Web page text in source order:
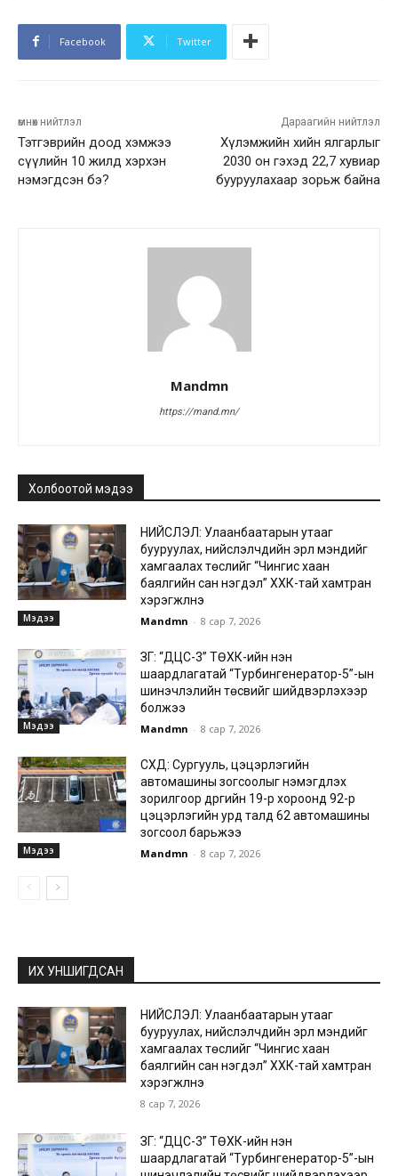
Facebook Twitter
өмнөх нийтлэл
Тэтгэврийн доод хэмжээ
сүүлийн 10 жилд хэрхэн
нэмэгдсэн бэ?
Дараагийн нийтлэл
Хүлэмжийн хийн ялгарлыг
2030 он гэхэд 22,7 хувиар
бууруулахаар зорьж байна
Mandmn
https://mand.mn/
Холбоотой мэдээ
Мэдээ
НИЙСЛЭЛ: Улаанбаатарын утааг
бууруулах, нийслэлчүүдийн эрүүл мэндийг
хамгаалах төслийг “Чингис хаан
баялгийн сан нэгдэл” ХХК-тай хамтран
хэрэгжүүлнэ
Mandmn - 8 сар 7, 2026
Мэдээ
ЗГ: “ДЦС-3” ТӨХК-ийн нэн
шаардлагатай “Турбингенератор-5”-ын
шинэчлэлийн төсвийг шийдвэрлэхээр
болжээ
Mandmn - 8 сар 7, 2026
Мэдээ
СХД: Сургууль, цэцэрлэгийн
автомашины зогсоолыг нэмэгдүүлэх
зорилгоор дүүргийн 19-р хороонд 92-р
цэцэрлэгийн урд талд 62 автомашины
зогсоол барьжээ
Mandmn - 8 сар 7, 2026
ИХ УНШИГДСАН
НИЙСЛЭЛ: Улаанбаатарын утааг
бууруулах, нийслэлчүүдийн эрүүл мэндийг
хамгаалах төслийг “Чингис хаан
баялгийн сан нэгдэл” ХХК-тай хамтран
хэрэгжүүлнэ
8 сар 7, 2026
ЗГ: “ДЦС-3” ТӨХК-ийн нэн
шаардлагатай “Турбингенератор-5”-ын